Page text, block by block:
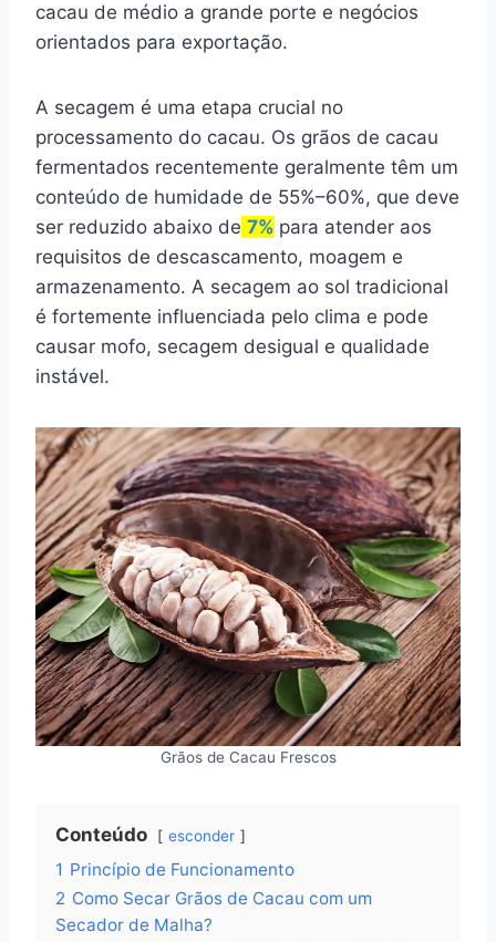
cacau de médio a grande porte e negócios
orientados para exportação.
A secagem é uma etapa crucial no
processamento do cacau. Os grãos de cacau
fermentados recentemente geralmente têm um
conteúdo de humidade de 55%–60%, que deve
ser reduzido abaixo de 7% para atender aos
requisitos de descascamento, moagem e
armazenamento. A secagem ao sol tradicional
é fortemente influenciada pelo clima e pode
causar mofo, secagem desigual e qualidade
instável.
Grãos de Cacau Frescos
Conteúdo esconder
1 Princípio de Funcionamento
2 Como Secar Grãos de Cacau com um
Secador de Malha?